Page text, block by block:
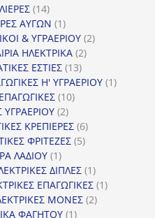
1414
προϊόντα
ΑΥΓΩΝ 11
προϊόν
& ΥΓΡΑΕΡΙΟΥ 22
ΗΛΕΚΤΡΙΚΑ 22
ΕΣΤΙΕΣ 1313
προϊόντα
Η' ΥΓΡΑΕΡΙΟΥ 11
1010
ΥΓΡΑΕΡΙΟΥ 22
προϊόντα
ΚΡΕΠΙΕΡΕΣ 66
προϊόντα
ΦΡΙΤΕΖΕΣ 55
ΛΑΔΙΟΥ 11
προϊόν
ΔΙΠΛΕΣ 11
προϊόν
ΕΠΑΓΩΓΙΚΕΣ 11
ΜΟΝΕΣ 22
ΦΑΓΗΤΟΥ 11